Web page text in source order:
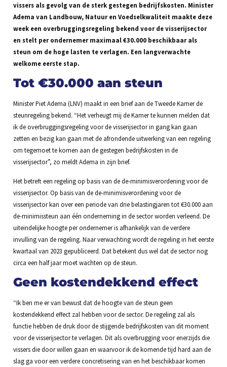
vissers als gevolg van de sterk gestegen bedrijfskosten. Minister
Adema van Landbouw, Natuur en Voedselkwaliteit maakte deze
week een overbruggingsregeling bekend voor de visserijsector
en stelt per ondernemer maximaal€30.000 beschikbaar als
steun om de hoge lasten te verlagen. Een langverwachte
welkome eerste stap.
Tot €30.000 aan steun
Minister Piet Adema (LNV) maakt in een brief aan de Tweede Kamer de
steunregeling bekend. “Het verheugt mij de Kamer te kunnen melden dat
ik de overbruggingsregeling voor de visserijsector in gang kan gaan
zetten en bezig kan gaan met de afrondende uitwerking van een regeling
om tegemoet te komen aan de gestegen bedrijfskosten in de
visserijsector”, zo meldt Adema in zijn brief.
Het betreft een regeling op basis van de de-minimisverordening voor de
visserijsector. Op basis van de de-minimisverordening voor de
visserijsector kan over een periode van drie belastingjaren tot €30.000 aan
de-minimissteun aan één onderneming in de sector worden verleend. De
uiteindelijke hoogte per ondernemer is afhankelijk van de verdere
invulling van de regeling. Naar verwachting wordt de regeling in het eerste
kwartaal van 2023 gepubliceerd. Dat betekent dus wel dat de sector nog
circa een half jaar moet wachten op de steun.
Geen kostendekkend effect
“Ik ben me er van bewust dat de hoogte van de steun geen
kostendekkend effect zal hebben voor de sector. De regeling zal als
functie hebben de druk door de stijgende bedrijfskosten van dit moment
voor de visserijsector te verlagen. Dit als overbrugging voor enerzijds die
vissers die door willen gaan en waarvoor ik de komende tijd hard aan de
slag ga voor een verdere concretisering van en het beschikbaar komen